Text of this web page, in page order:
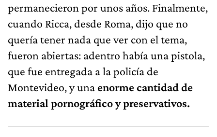
permanecieron por unos años. Finalmente,
cuando Ricca, desde Roma, dijo que no
quería tener nada que ver con el tema,
fueron abiertas: adentro había una pistola,
que fue entregada a la policía de
Montevideo, y una enorme cantidad de
material pornográfico y preservativos.